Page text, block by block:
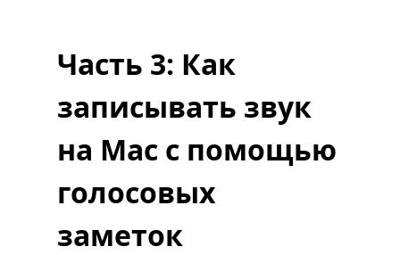
Часть 3: Как
записывать звук
на Mac с помощью
голосовых
заметок